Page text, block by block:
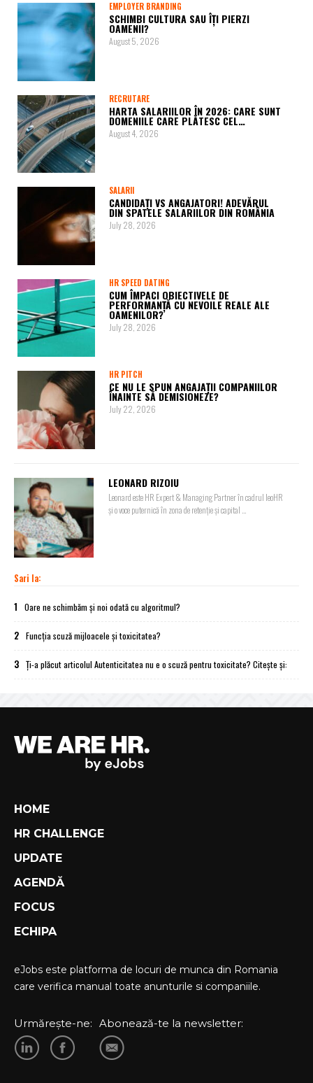
EMPLOYER BRANDING
SCHIMBI CULTURA SAU ÎȚI PIERZI
OAMENII?
August 5, 2026
RECRUTARE
HARTA SALARIILOR ÎN 2026: CARE SUNT
DOMENIILE CARE PLĂTESC CEL…
August 4, 2026
SALARII
CANDIDAȚI VS ANGAJATORI! ADEVĂRUL
DIN SPATELE SALARIILOR DIN ROMÂNIA
July 28, 2026
HR SPEED DATING
CUM ÎMPACI OBIECTIVELE DE
PERFORMANȚĂ CU NEVOILE REALE ALE
OAMENILOR?
July 28, 2026
HR PITCH
CE NU LE SPUN ANGAJAȚII COMPANIILOR
ÎNAINTE SĂ DEMISIONEZE?
July 22, 2026
LEONARD RIZOIU
Leonard este HR Expert & Managing Partner în cadrul leoHR
și o voce puternică în zona de retenție și capital ...
Sari la:
1 Oare ne schimbăm și noi odată cu algoritmul?
2 Funcția scuză mijloacele și toxicitatea?
3 Ți-a plăcut articolul Autenticitatea nu e o scuză pentru toxicitate? Citește și:
HOME
HR CHALLENGE
UPDATE
AGENDĂ
FOCUS
ECHIPA
eJobs este platforma de locuri de munca din Romania
care verifica manual toate anunturile si companiile.
Urmărește-ne: Abonează-te la newsletter: